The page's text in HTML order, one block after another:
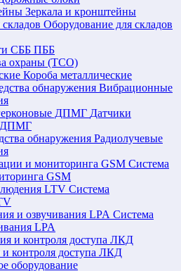
Зеркала и кронштейны
Оборудование для складов
СББ ПББ
охраны (ТСО)
Короба металлические
Вибрационные
Датчики
ДПМГ
Радиолучевые
Система
GSM
Система
Система
LPA
контроля доступа ЛКД